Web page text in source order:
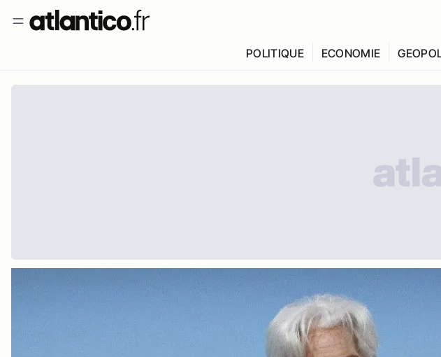
POLITIQUE ECONOMIE